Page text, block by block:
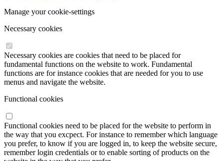
Manage your cookie-settings
Necessary cookies
Necessary cookies are cookies that need to be placed for
fundamental functions on the website to work. Fundamental
functions are for instance cookies that are needed for you to use
menus and navigate the website.
Functional cookies
Functional cookies need to be placed for the website to perform in
the way that you excpect. For instance to remember which language
you prefer, to know if you are logged in, to keep the website secure,
remember login credentials or to enable sorting of products on the